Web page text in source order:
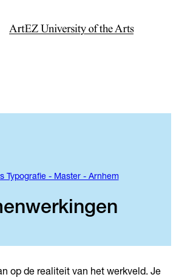
Typografie - Master - Arnhem
op de realiteit van het werkveld. Je